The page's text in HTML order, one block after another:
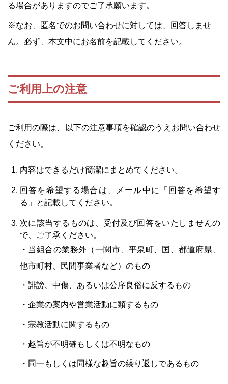
る場合がありますのでご了承願います。
※なお、匿名でのお問い合わせに対しては、回答しませ
ん。必ず、本文中にお名前を記載してください。
ご利用上の注意
ご利用の際は、以下の注意事項を確認のうえお問い合わせ
ください。
内容はできるだけ簡潔にまとめてください。
回答を希望する場合は、メール中に「回答を希望す
る」と記載してください。
次に該当するものは、受付及び回答をいたしませんの
で、ご了承ください。
・当組合の業務外（一関市、平泉町、国、都道府県、
他市町村、民間事業者など）のもの
・誹謗、中傷、あるいは公序良俗に反するもの
・企業の案内や営業活動に類するもの
・宗教活動に関するもの
・趣旨が不明確もしくは不明なもの
・同一もしくは同様な趣旨の繰り返しであるもの